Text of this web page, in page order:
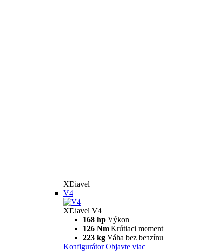
XDiavel
V4
XDiavel V4
168 hp Výkon
126 Nm Krútiaci moment
223 kg Váha bez benzínu
Konfigurátor Objavte viac